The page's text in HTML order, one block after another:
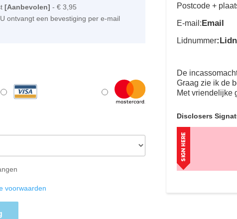
[Aanbevolen]-€ 3,95
ontvangt een bevestiging per e-mail
voorwaarden
Postcode +
E-mail:Email
Lidnummer
De
Graag zie ik de
Met vriendelijke
Disclosers